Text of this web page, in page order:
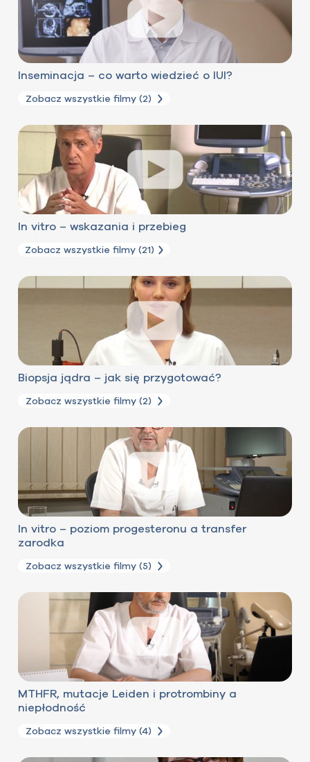
Inseminacja – co warto wiedzieć o IUI?
Zobacz wszystkie filmy (2)
In vitro – wskazania i przebieg
Zobacz wszystkie filmy (21)
Biopsja jądra – jak się przygotować?
Zobacz wszystkie filmy (2)
In vitro – poziom progesteronu a transfer
zarodka
Zobacz wszystkie filmy (5)
MTHFR, mutacje Leiden i protrombiny a
niepłodność
Zobacz wszystkie filmy (4)